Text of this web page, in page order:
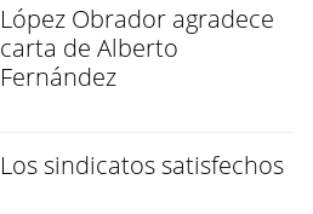
López Obrador agradece
carta de Alberto
Fernández
Los sindicatos satisfechos